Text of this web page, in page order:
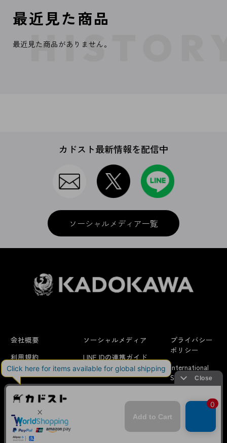
最近見た商品
最近見た商品がありません。
カドスト最新情報を配信中
ソーシャルメディア一覧
会社概要
利用規約
はじめての方へ
ソーシャルメディア
LINE IDの連携ガイド
FAQ
プライバシー
ポリシー
International
Shipping
リクエスト
当サイトでは利用体験の向上およびコンテンツの最適な提供、ト
ラフィックの分析を目的としてCookieを使用しています。
サイトの閲覧を継続された場合、Cookieの利用に同意したことも
のといたします。
詳細については